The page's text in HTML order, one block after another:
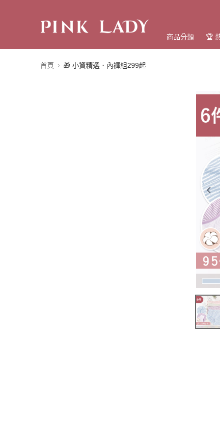
商品分類 🏆
首頁 🎁 小資精選．內褲組299起